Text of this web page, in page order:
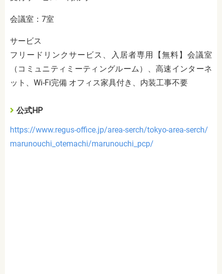
会議室：7室
サービス
フリードリンクサービス、入居者専用【無料】会議室
（コミュニティミーティングルーム）、高速インターネ
ット、Wi-Fi完備 オフィス家具付き、内装工事不要
公式HP
https://www.regus-office.jp/area-serch/tokyo-area-serch/
marunouchi_otemachi/marunouchi_pcp/